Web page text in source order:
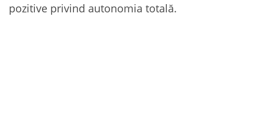
pozitive privind autonomia totală.